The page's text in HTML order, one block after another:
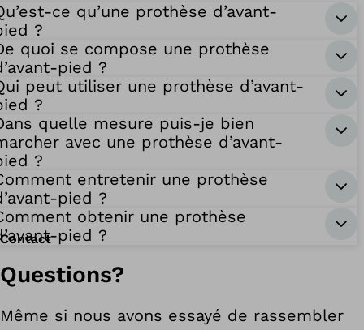
ce qu’une prothèse d’avant-
?
quoi se compose une prothèse
pied ?
peut utiliser une prothèse d’avant-
?
quelle mesure puis-je bien
avec une prothèse d’avant-
?
entretenir une prothèse
pied ?
obtenir une prothèse
pied ?
Contact
Questions?
Même si nous avons essayé de rassembler